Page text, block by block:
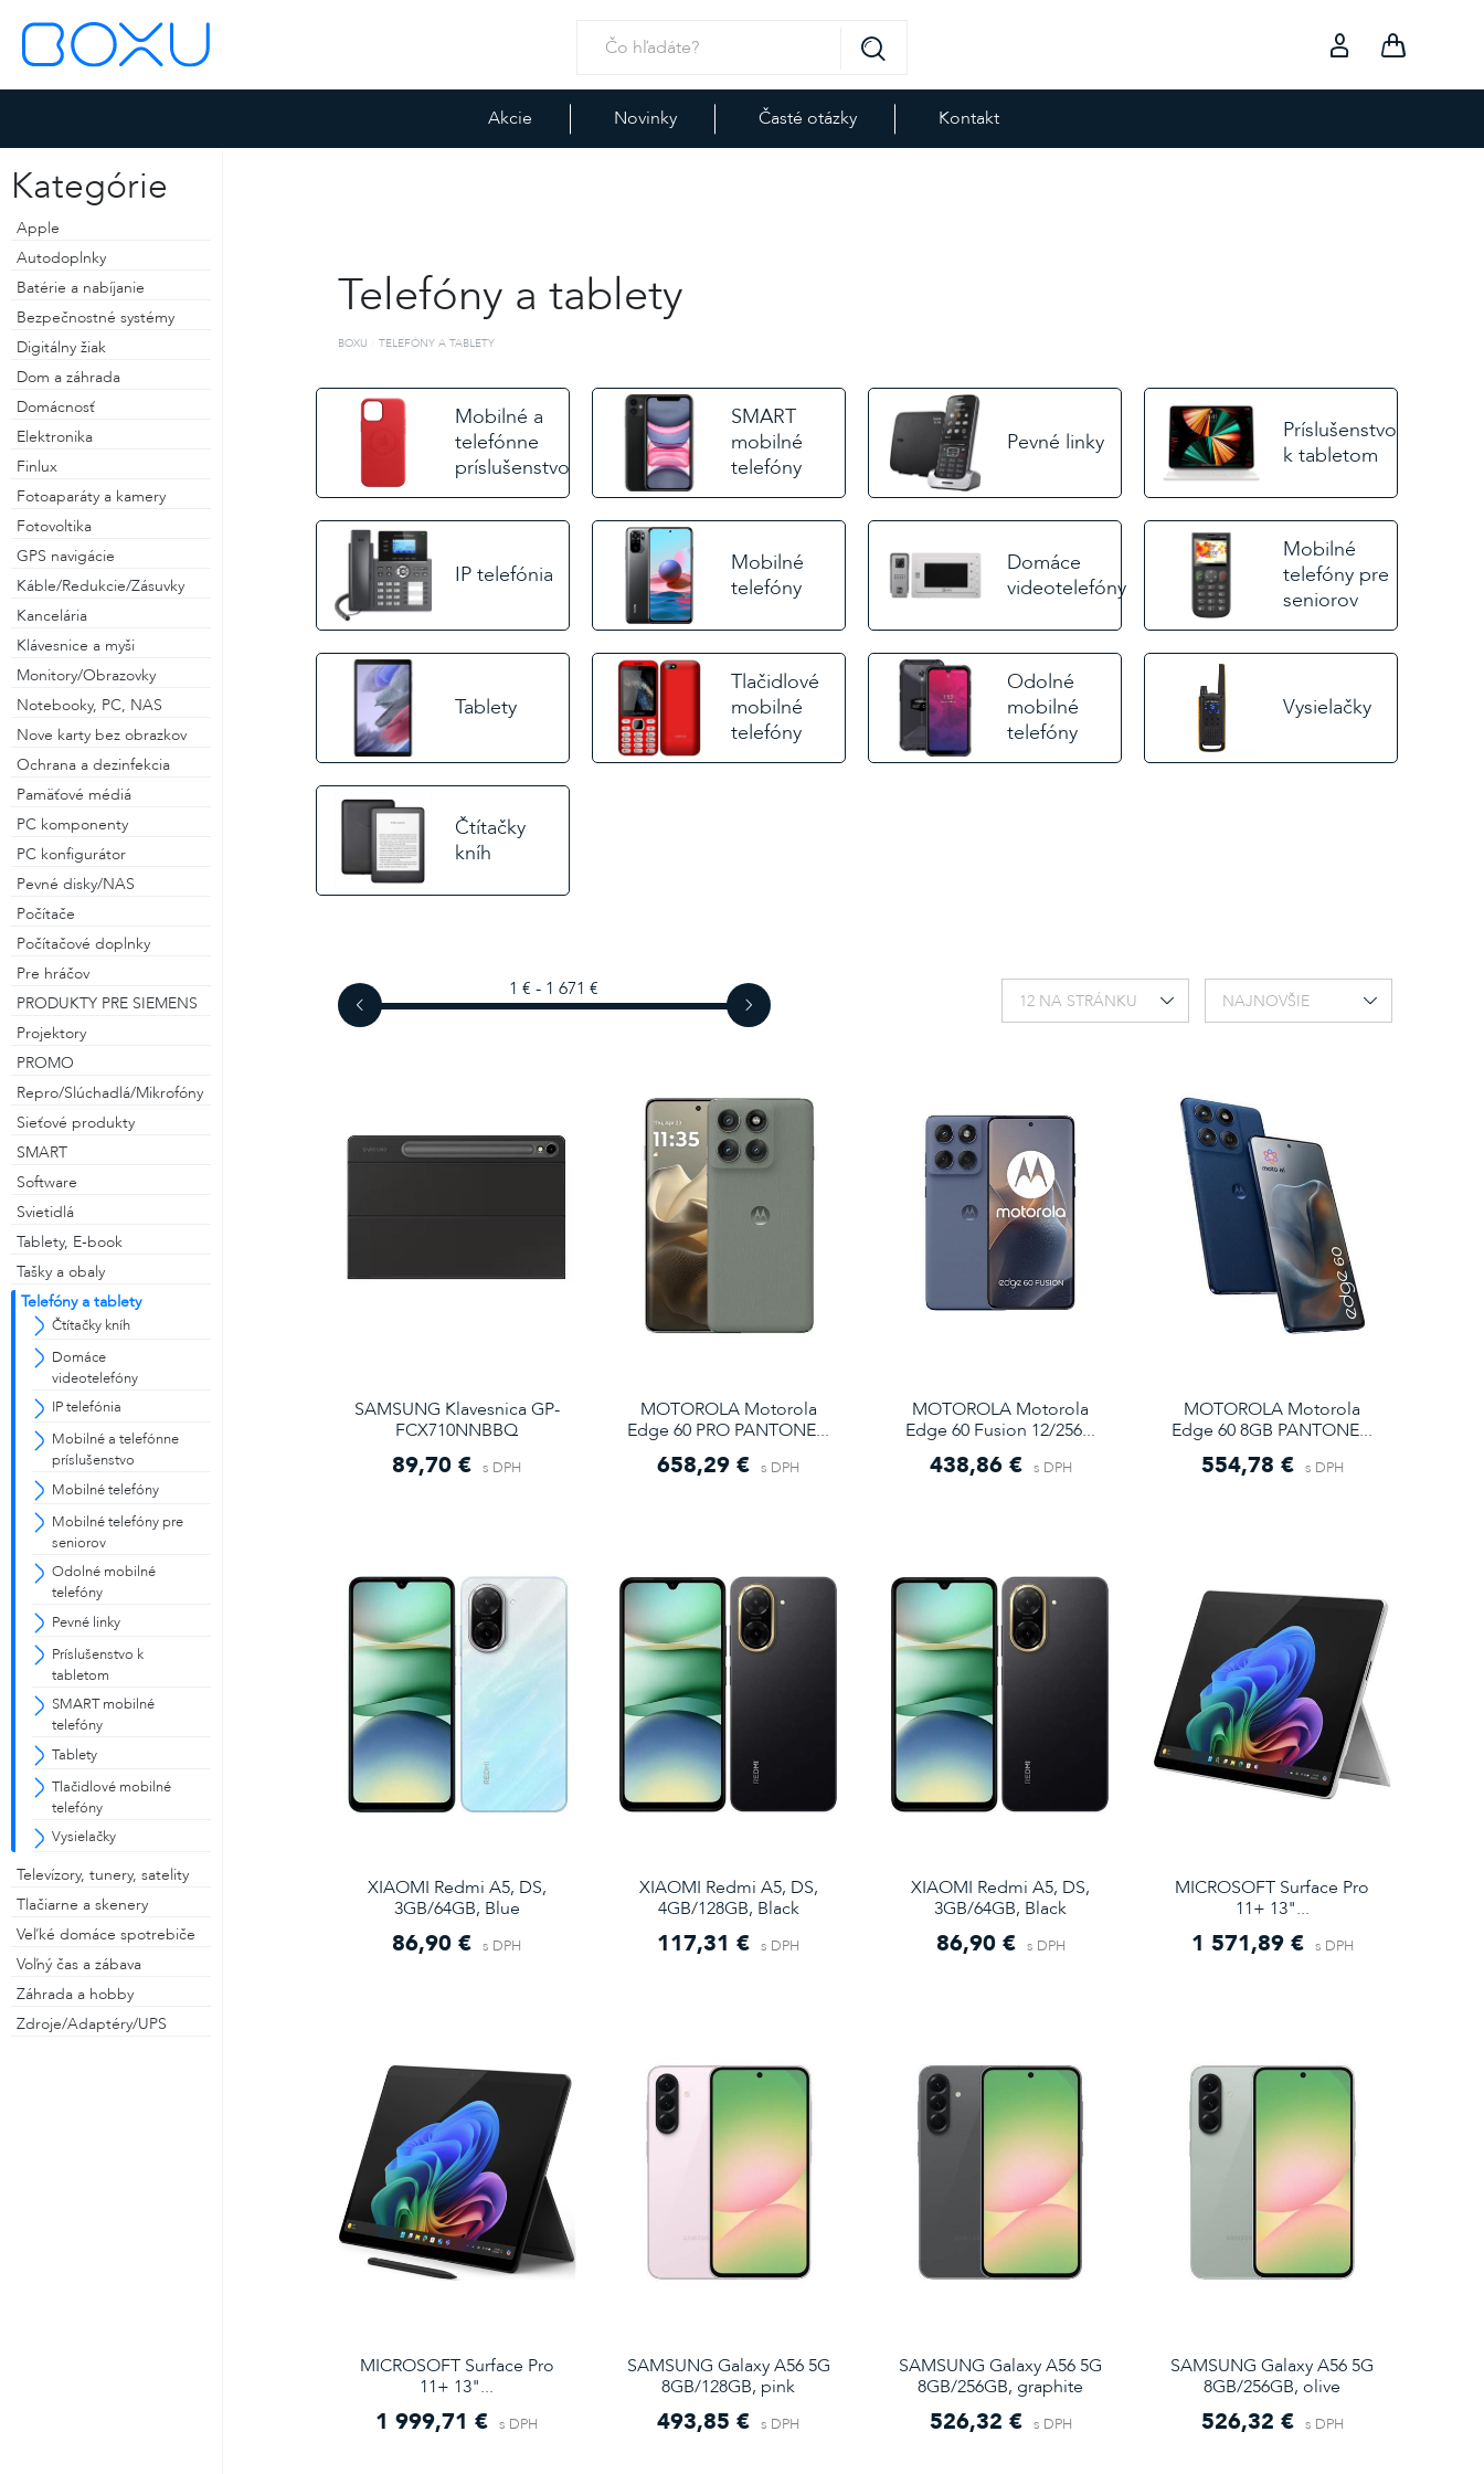
Akcie Novinky Časté otázky Kontakt
Kategórie
Apple
Autodoplnky
Batérie a nabíjanie
Bezpečnostné systémy
Digitálny žiak
Dom a záhrada
Domácnosť
Elektronika
Finlux
Fotoaparáty a kamery
Fotovoltika
GPS navigácie
Káble/Redukcie/Zásuvky
Kancelária
Klávesnice a myši
Monitory/Obrazovky
Notebooky, PC, NAS
Nove karty bez obrazkov
Ochrana a dezinfekcia
Pamäťové médiá
PC komponenty
PC konfigurátor
Pevné disky/NAS
Počítače
Počítačové doplnky
Pre hráčov
PRODUKTY PRE SIEMENS
Projektory
PROMO
Repro/Slúchadlá/Mikrofóny
Sieťové produkty
SMART
Software
Svietidlá
Tablety, E-book
Tašky a obaly
Telefóny a tablety
Čtítačky kníh
Domáce
videotelefóny
IP telefónia
Mobilné a telefónne
príslušenstvo
Mobilné telefóny
Mobilné telefóny pre
seniorov
Odolné mobilné
telefóny
Pevné linky
Príslušenstvo k
tabletom
SMART mobilné
telefóny
Tablety
Tlačidlové mobilné
telefóny
Vysielačky
Televízory, tunery, satelity
Tlačiarne a skenery
Veľké domáce spotrebiče
Voľný čas a zábava
Záhrada a hobby
Zdroje/Adaptéry/UPS
Telefóny a tablety
BOXU TELEFÓNY A TABLETY
Mobilné a
telefónne
príslušenstvo
SMART
mobilné
telefóny
Pevné linky
Príslušenstvo
k tabletom
IP telefónia
Mobilné
telefóny
Domáce
videotelefóny
Mobilné
telefóny pre
seniorov
Tablety
Tlačidlové
mobilné
telefóny
Odolné
mobilné
telefóny
Vysielačky
Čtítačky
kníh
1 € - 1 671 €
12 NA STRÁNKU NAJNOVŠIE
SAMSUNG Klavesnica GP-
FCX710NNBBQ
89,70 € s DPH
MOTOROLA Motorola
Edge 60 PRO PANTONE...
658,29 € s DPH
MOTOROLA Motorola
Edge 60 Fusion 12/256...
438,86 € s DPH
MOTOROLA Motorola
Edge 60 8GB PANTONE...
554,78 € s DPH
XIAOMI Redmi A5, DS,
3GB/64GB, Blue
86,90 € s DPH
XIAOMI Redmi A5, DS,
4GB/128GB, Black
117,31 € s DPH
XIAOMI Redmi A5, DS,
3GB/64GB, Black
86,90 € s DPH
MICROSOFT Surface Pro
11+ 13"...
1 571,89 € s DPH
MICROSOFT Surface Pro
11+ 13"...
1 999,71 € s DPH
SAMSUNG Galaxy A56 5G
8GB/128GB, pink
493,85 € s DPH
SAMSUNG Galaxy A56 5G
8GB/256GB, graphite
526,32 € s DPH
SAMSUNG Galaxy A56 5G
8GB/256GB, olive
526,32 € s DPH
Prihlásiť cez Facebook
Prihlásiť cez Gmail